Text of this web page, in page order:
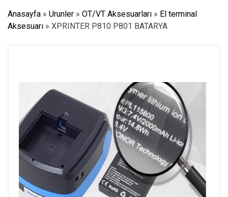
Anasayfa » Urunler » OT/VT Aksesuarları » El terminal
Aksesuarı » XPRINTER P810 P801 BATARYA